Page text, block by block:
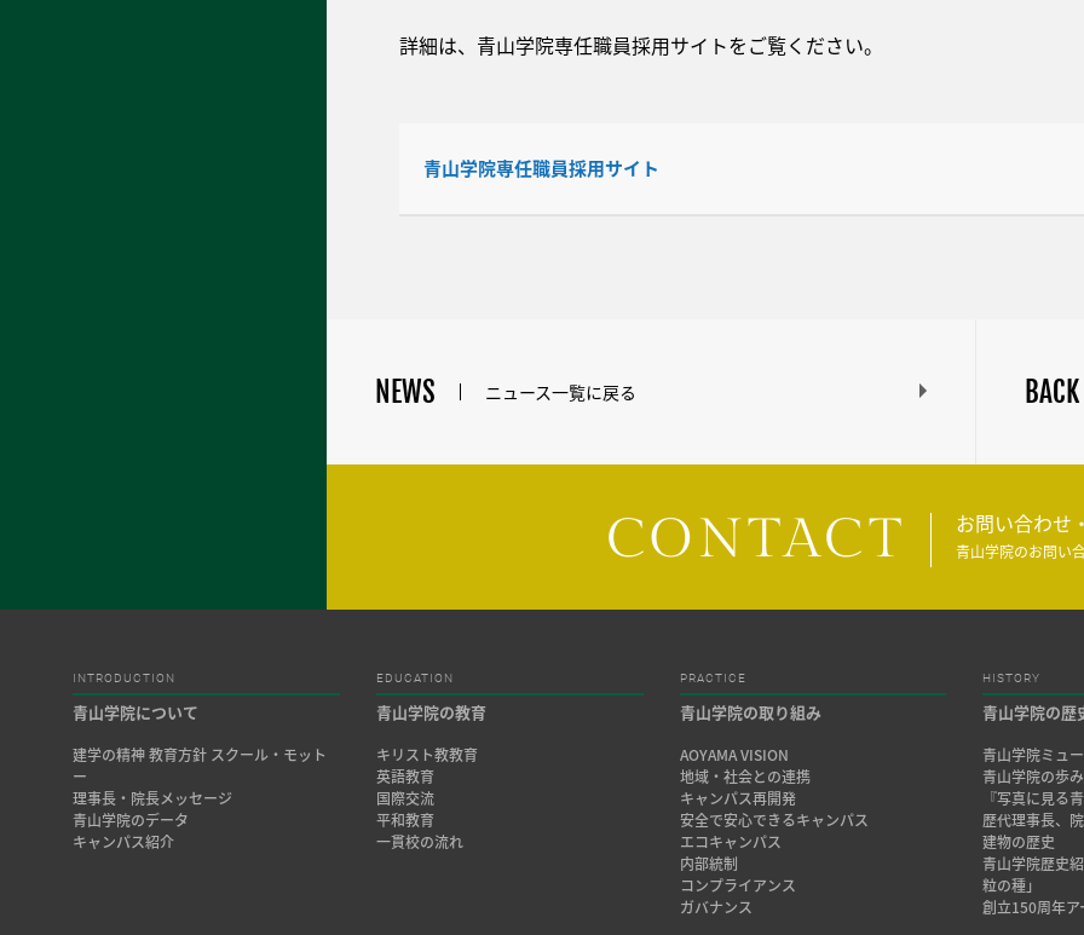
詳細は、青山学院専任職員採用サイトをご覧ください。
青山学院専任職員採用サイト
NEWS ニュース一覧に戻る BACK
CONTACT お問い合わせ
青山学院のお問い
INTRODUCTION
青山学院について
建学の精神 教育方針 スクール・モット
ー
理事長・院長メッセージ
青山学院のデータ
キャンパス紹介
EDUCATION
青山学院の教育
キリスト教教育
英語教育
国際交流
平和教育
一貫校の流れ
PRACTICE
青山学院の取り組み
AOYAMA VISION
地域・社会との連携
キャンパス再開発
安全で安心できるキャンパス
エコキャンパス
内部統制
コンプライアンス
ガバナンス
HISTORY
青山学院の歴
青山学院ミュ
青山学院の歩み
『写真に見る
歴代理事長、
建物の歴史
青山学院歴史
粒の種」
創立150周年ア